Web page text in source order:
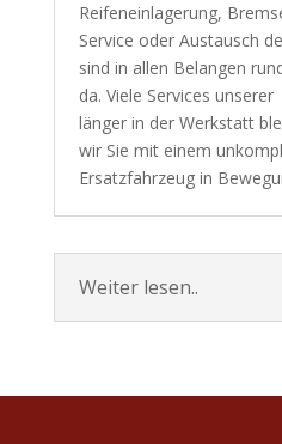
Reifeneinlagerung,
Service oder Austausch
sind in allen Belangen
da. Viele Services
länger in der Werkstatt
wir Sie mit einem
Ersatzfahrzeug in
Weiter lesen..